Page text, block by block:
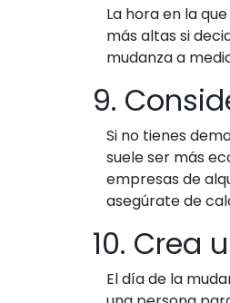
La hora en la
más altas si
mudanza a
9.
Si no tienes
suele ser más
empresas de
asegúrate de
10. Crea
El día de la